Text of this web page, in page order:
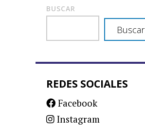
BUSCAR
Buscar
REDES SOCIALES
Facebook
Instagram